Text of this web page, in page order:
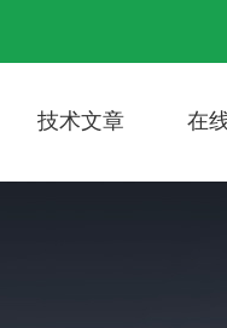
技术文章 在